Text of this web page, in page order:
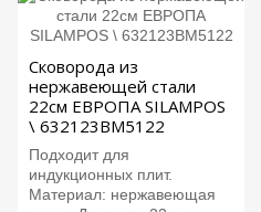
Сковорода из
нержавеющей стали
22см ЕВРОПА SILAMPOS
\ 632123BM5122
Подходит для
индукционных плит.
Материал: нержавеющая